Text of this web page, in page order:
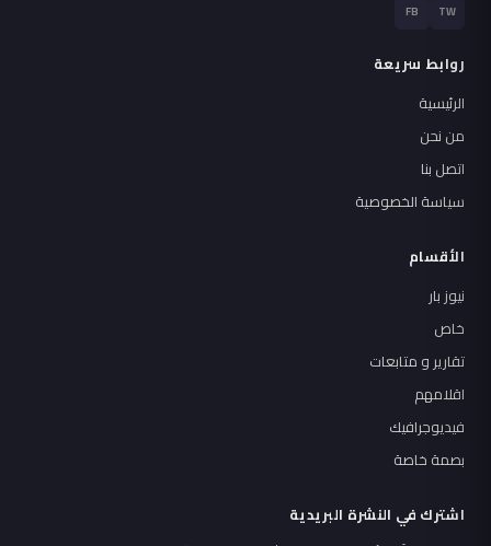
TW
FB
روابط سريعة
الرئيسية
من نحن
اتصل بنا
سياسة الخصوصية
الأقسام
نيوز بار
خاص
تقارير و متابعات
اقلامهم
فيديوجرافيك
بصمة خاصة
اشترك في النشرة البريدية